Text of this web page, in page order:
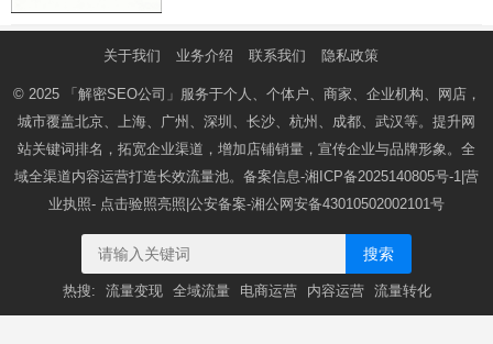
关于我们 业务介绍 联系我们 隐私政策
© 2025 「解密SEO公司」 服务于个人、个体户、商家、企业机构、网店，
城市覆盖北京、上海、广州、深圳、长沙、杭州、成都、武汉等。提升网
站关键词排名，拓宽企业渠道，增加店铺销量，宣传企业与品牌形象。全
域全渠道内容运营打造长效流量池。备案信息-湘ICP备2025140805号-1 |营
业执照- 点击验照亮照 |公安备案-湘公网安备43010502002101号
搜索
热搜: 流量变现 全域流量 电商运营 内容运营 流量转化